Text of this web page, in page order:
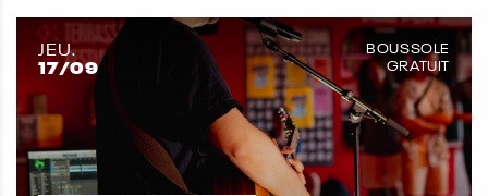
JEU.
17/09
BOUSSOLE
GRATUIT